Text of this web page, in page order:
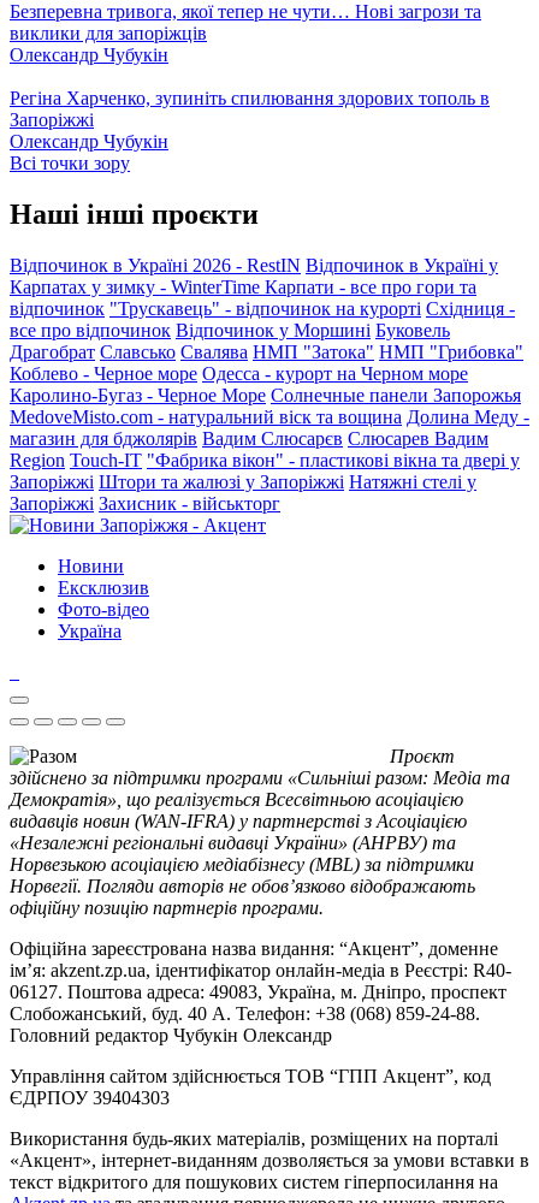
Безперевна тривога, якої тепер не чути… Нові загрози та
виклики для запоріжців
Олександр Чубукін
Регіна Харченко, зупиніть спилювання здорових тополь в
Запоріжжі
Олександр Чубукін
Всі точки зору
Наші інші проєкти
Відпочинок в Україні 2026 - RestIN Відпочинок в Україні у
Карпатах у зимку - WinterTime Карпати - все про гори та
відпочинок "Трускавець" - відпочинок на курорті Східниця -
все про відпочинок Відпочинок у Моршині Буковель
Драгобрат Славсько Свалява НМП "Затока" НМП "Грибовка"
Коблево - Черное море Одесса - курорт на Черном море
Каролино-Бугаз - Черное Море Солнечные панели Запорожья
MedoveMisto.com - натуральний віск та вощина Долина Меду -
магазин для бджолярів Вадим Слюсарєв Слюсарев Вадим
Region Touch-IT "Фабрика вікон" - пластикові вікна та двері у
Запоріжжі Штори та жалюзі у Запоріжжі Натяжні стелі у
Запоріжжі Захисник - військторг
Новини
Ексклюзив
Фото-відео
Україна
Проєкт
здійснено за підтримки програми «Сильніші разом: Медіа та
Демократія», що реалізується Всесвітньою асоціацією
видавців новин (WAN-IFRA) у партнерстві з Асоціацією
«Незалежні регіональні видавці України» (АНРВУ) та
Норвезькою асоціацією медіабізнесу (MBL) за підтримки
Норвегії. Погляди авторів не обов’язково відображають
офіційну позицію партнерів програми.
Офіційна зареєстрована назва видання: “Акцент”, доменне
ім’я: akzent.zp.ua, ідентифікатор онлайн-медіа в Реєстрі: R40-
06127. Поштова адреса: 49083, Україна, м. Дніпро, проспект
Слобожанський, буд. 40 А. Телефон: +38 (068) 859-24-88.
Головний редактор Чубукін Олександр
Управління сайтом здійснюється ТОВ “ГПП Акцент”, код
ЄДРПОУ 39404303
Використання будь-яких матеріалів, розміщених на порталі
«Акцент», інтернет-виданням дозволяється за умови вставки в
текст відкритого для пошукових систем гіперпосилання на